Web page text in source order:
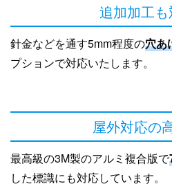
追加加工も
針金などを通す5mm程度の穴あ
プションで対応いたします。
屋外対応の
最高級の3M製のアルミ複合版で
した標識にも対応しています。